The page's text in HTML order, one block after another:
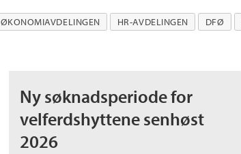
ØKONOMIAVDELINGEN HR-AVDELINGEN DFØ
Ny søknadsperiode for
velferdshyttene senhøst
2026